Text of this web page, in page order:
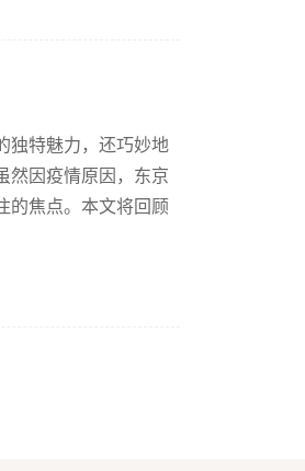
独特魅力，还巧妙地
然因疫情原因，东京
的焦点。本文将回顾